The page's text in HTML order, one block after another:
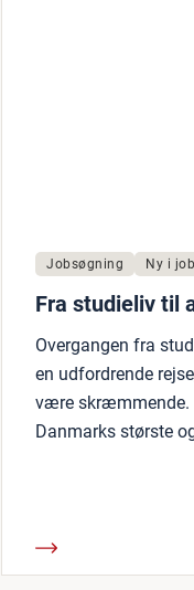
Jobsøgning Ny i job
Fra studieliv til
Overgangen fra
en udfordrende
være skræmmende.
Danmarks største